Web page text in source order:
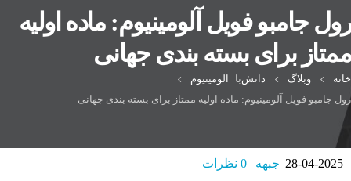
رول جامبو فویل آلومینیوم: ماده اولیه
ممتاز برای بسته بندی جهانی
خانه وبلاگ دانشبا
الومینیوم
رول جامبو فویل آلومینیوم: ماده اولیه ممتاز برای بسته بندی جهانی
28-04-2025 جبهه 0 نظرات